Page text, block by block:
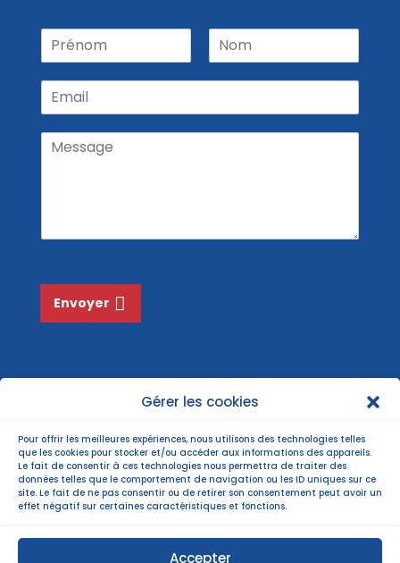
Gérer les cookies
Pour offrir les meilleures expériences, nous utilisons des technologies telles
que les cookies pour stocker et/ou accéder aux informations des appareils.
Le fait de consentir à ces technologies nous permettra de traiter des
données telles que le comportement de navigation ou les ID uniques sur ce
site. Le fait de ne pas consentir ou de retirer son consentement peut avoir un
effet négatif sur certaines caractéristiques et fonctions.
Accepter
P
P
r
n
N
o
E
m
M
e
Envoyer